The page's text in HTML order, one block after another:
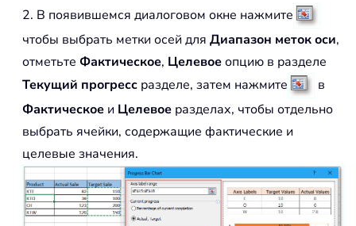
2. В появившемся диалоговом окне нажмите
чтобы выбрать метки осей для Диапазон меток оси,
отметьте Фактическое, Целевоеопцию в разделе
Текущий прогресс разделе, затем нажмите
в
Фактическое и Целевое разделах, чтобы отдельно
выбрать ячейки, содержащие фактические и
целевые значения.